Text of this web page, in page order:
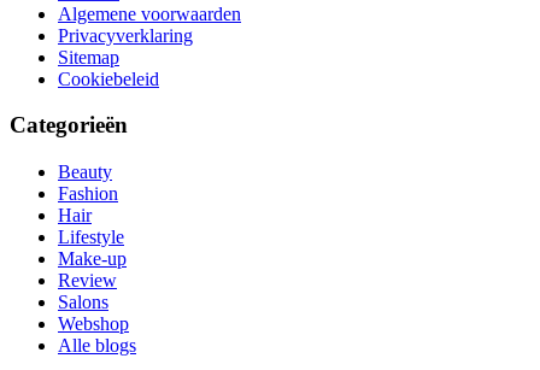
Algemene voorwaarden
Privacyverklaring
Sitemap
Cookiebeleid
Categorieën
Beauty
Fashion
Hair
Lifestyle
Make-up
Review
Salons
Webshop
Alle blogs